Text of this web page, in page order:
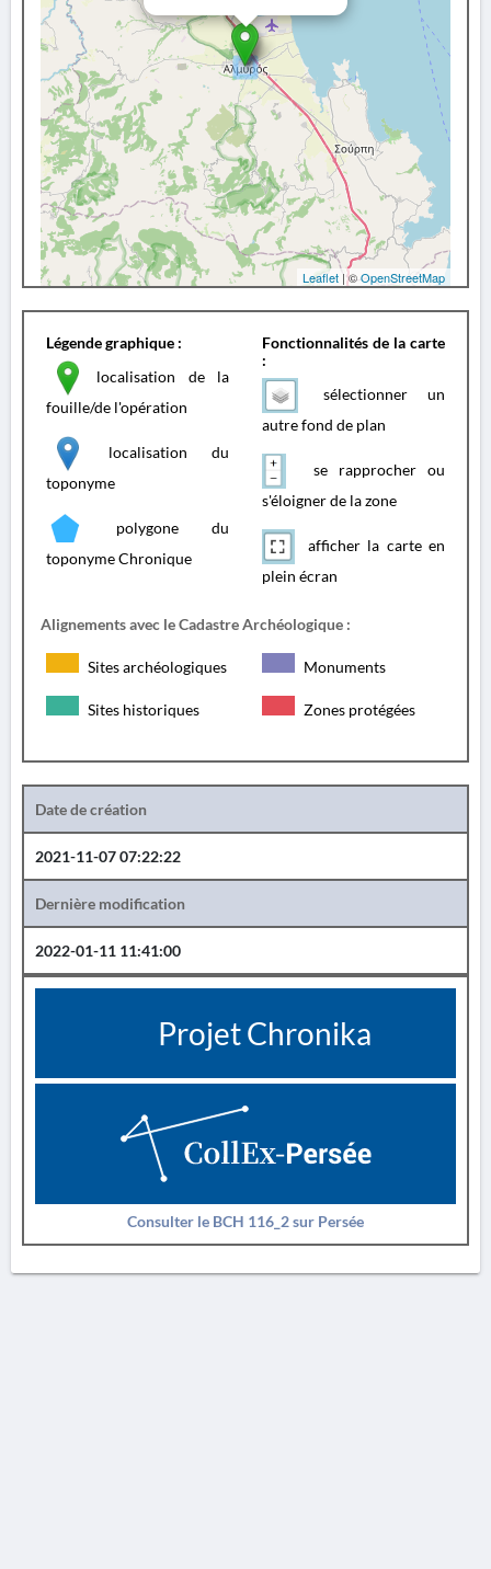
Leaflet | ©OpenStreetMap
Légende graphique :
localisation de la
fouille/de l'opération
localisation du
toponyme
polygone du
toponyme Chronique
Fonctionnalités de la carte
:
sélectionner un
autre fond de plan
se rapprocher ou
s'éloigner de la zone
afficher la carte en
plein écran
Alignements avec le Cadastre Archéologique :
Sites archéologiques Monuments
Sites historiques Zones protégées
Date de création
2021-11-07 07:22:22
Dernière modification
2022-01-11 11:41:00
Projet Chronika
Consulter le BCH 116_2 sur Persée